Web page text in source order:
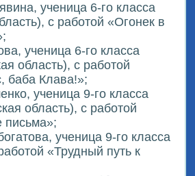
ученица 6-го класса
с работой «Огонек в
ученица 6-го класса
область), с работой
баба Клава!»;
ученица 9-го класса
область), с работой
письма»;
ученица 9-го класса
«Трудный путь к